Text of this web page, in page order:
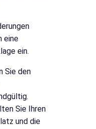
eine
ein.
Sie den
Sie Ihren
und die